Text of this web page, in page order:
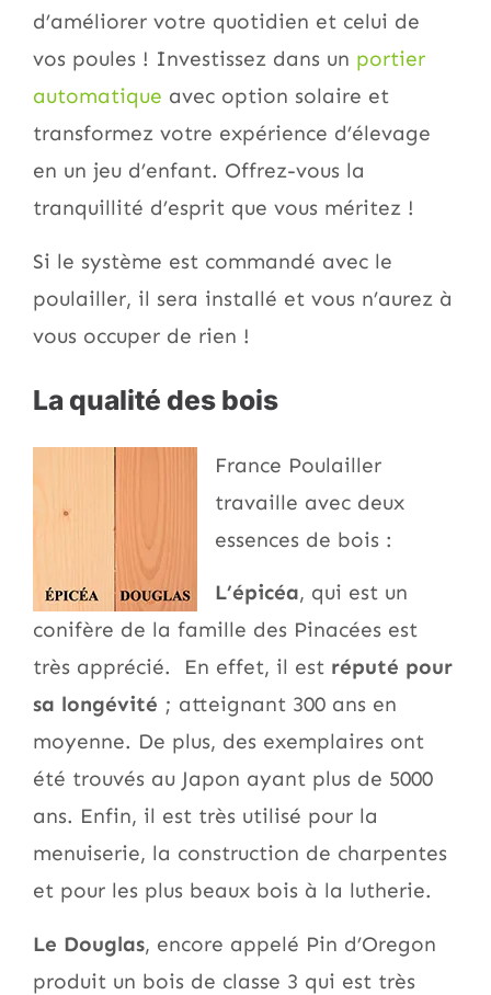
d’améliorer votre quotidien et celui de
vos poules ! Investissez dans un portier
automatique avec option solaire et
transformez votre expérience d’élevage
en un jeu d’enfant. Offrez-vous la
tranquillité d’esprit que vous méritez !
Si le système est commandé avec le
poulailler, il sera installé et vous n’aurez à
vous occuper de rien !
La qualité des bois
France Poulailler
travaille avec deux
essences de bois :
L’épicéa, qui est un
conifère de la famille des Pinacées est
très apprécié. En effet, il est réputé pour
sa longévité ; atteignant 300 ans en
moyenne. De plus, des exemplaires ont
été trouvés au Japon ayant plus de 5000
ans. Enfin, il est très utilisé pour la
menuiserie, la construction de charpentes
et pour les plus beaux bois à la lutherie.
Le Douglas, encore appelé Pin d’Oregon
produit un bois de classe 3 qui est très